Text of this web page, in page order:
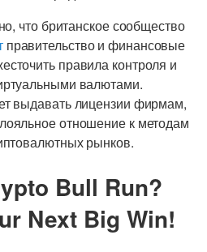
что британское сообщество
правительство и финансовые
правила контроля и
валютами.
выдавать лицензии фирмам,
отношение к методам
рынков.
Bull Run?
Next Big Win!